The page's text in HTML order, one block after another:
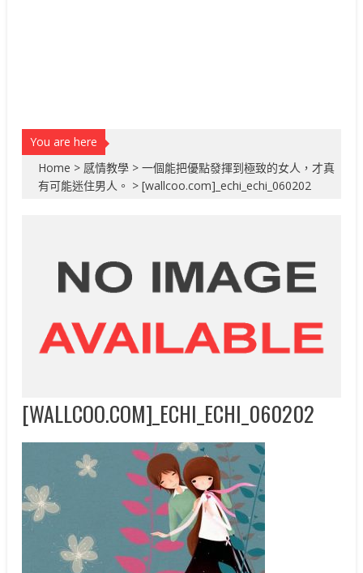
You are here
Home > 感情教學 >一個能把優點發揮到極致的女人，才真
有可能迷住男人。 >[wallcoo.com]_echi_echi_060202
[WALLCOO.COM]_ECHI_ECHI_060202